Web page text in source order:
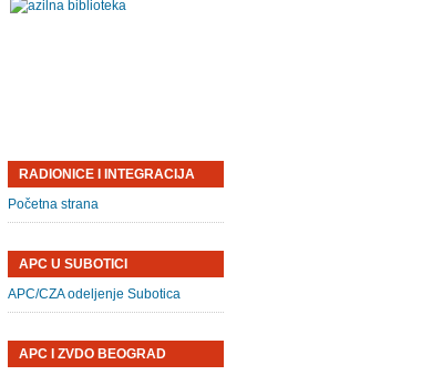
RADIONICE I INTEGRACIJA
Početna strana
APC U SUBOTICI
APC/CZA odeljenje Subotica
APC I ZVDO BEOGRAD